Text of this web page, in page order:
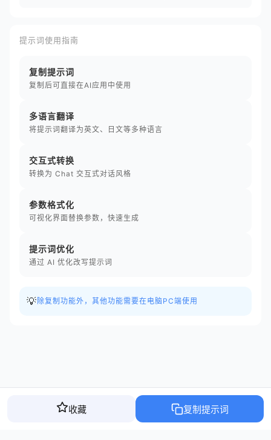
提示词使用指南
复制提示词
复制后可直接在AI应用中使用
多语言翻译
将提示词翻译为英文、日文等多种语言
交互式转换
转换为 Chat 交互式对话风格
参数格式化
可视化界面替换参数，快速生成
提示词优化
通过 AI 优化改写提示词
💡 除复制功能外，其他功能需要在电脑PC端使用
收藏 复制提示词